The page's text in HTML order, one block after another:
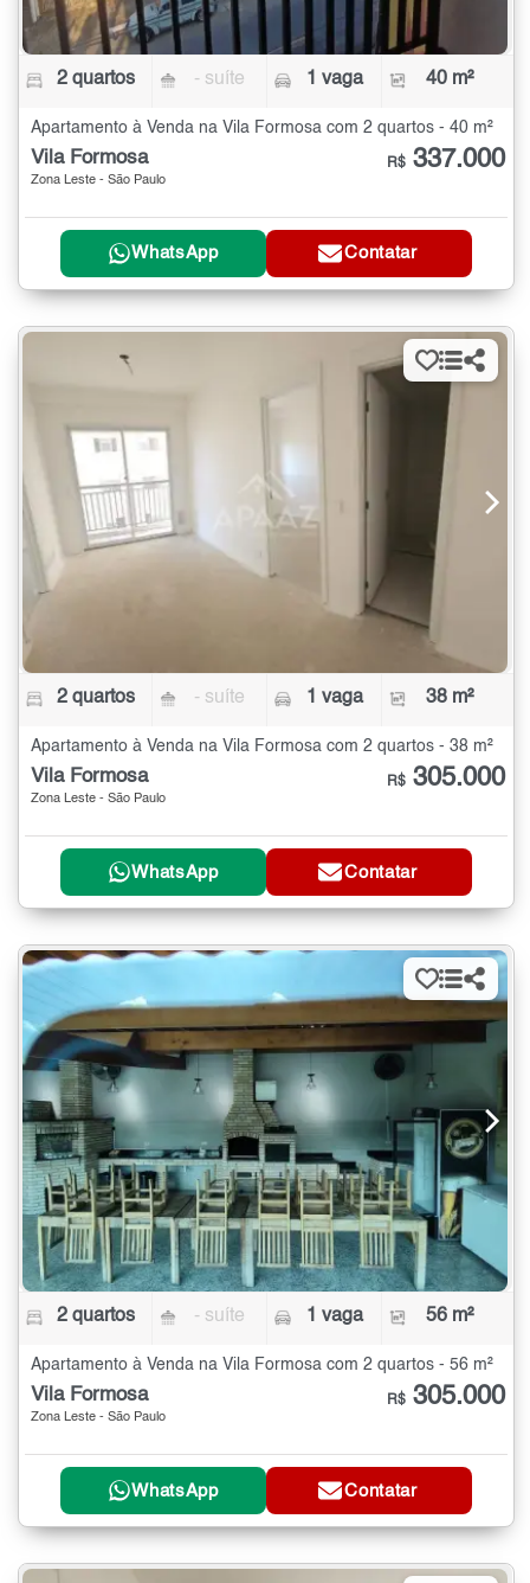
2 quartos - suíte 1 vaga 40 m²
Apartamento à Venda na Vila Formosa com 2 quartos - 40 m²
Vila Formosa
Zona Leste - São Paulo
R$ 337.000
WhatsApp Contatar
2 quartos - suíte 1 vaga 38 m²
Apartamento à Venda na Vila Formosa com 2 quartos - 38 m²
Vila Formosa
Zona Leste - São Paulo
R$ 305.000
WhatsApp Contatar
2 quartos - suíte 1 vaga 56 m²
Apartamento à Venda na Vila Formosa com 2 quartos - 56 m²
Vila Formosa
Zona Leste - São Paulo
R$ 305.000
WhatsApp Contatar